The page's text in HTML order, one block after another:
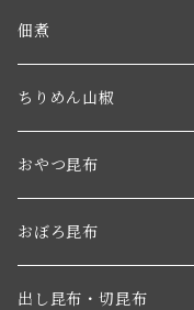
佃煮
ちりめん山椒
おやつ昆布
おぼろ昆布
出し昆布・切昆布